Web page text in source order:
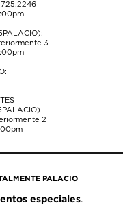
3
2
PALACIO
especiales.